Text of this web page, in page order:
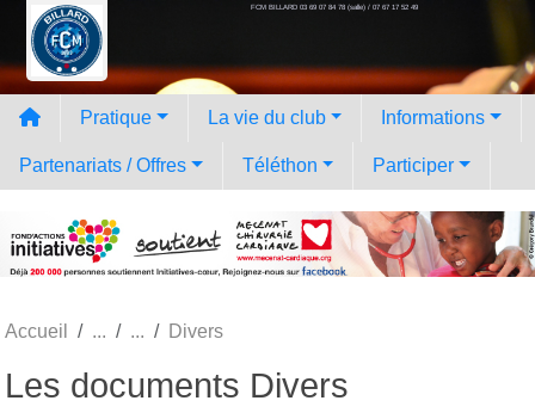
FCM BILLARD 03 69 07 84 78 (salle) / 07 67 17 52 49
Pratique La vie du club Informations
Partenariats / Offres Téléthon Participer
Accueil Divers
Les documents Divers
Panneau de gestion des cookies